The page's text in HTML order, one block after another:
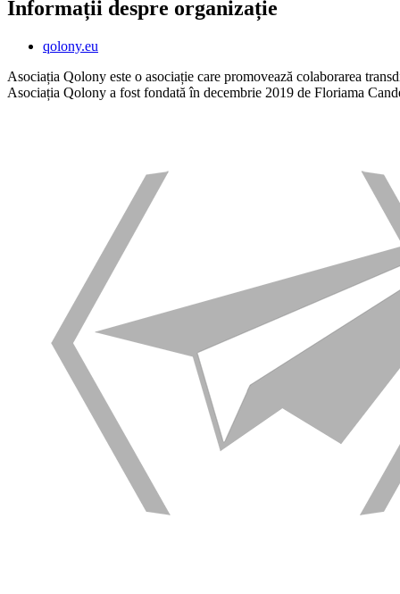
Informații despre organizație
qolony.eu
Asociația Qolony este o asociație care promovează colaborarea
Asociația Qolony a fost fondată în decembrie 2019 de Floriama